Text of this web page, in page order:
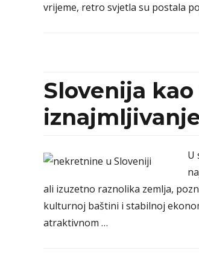
vrijeme, retro svjetla su postala
Slovenija
U
ali izuzetno raznolika zemlja,
kulturnoj baštini i stabilnoj
atraktivnom …